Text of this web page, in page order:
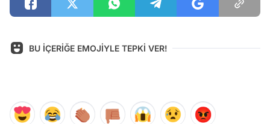
BU İÇERİĞE EMOJİYLE TEPKİ VER!